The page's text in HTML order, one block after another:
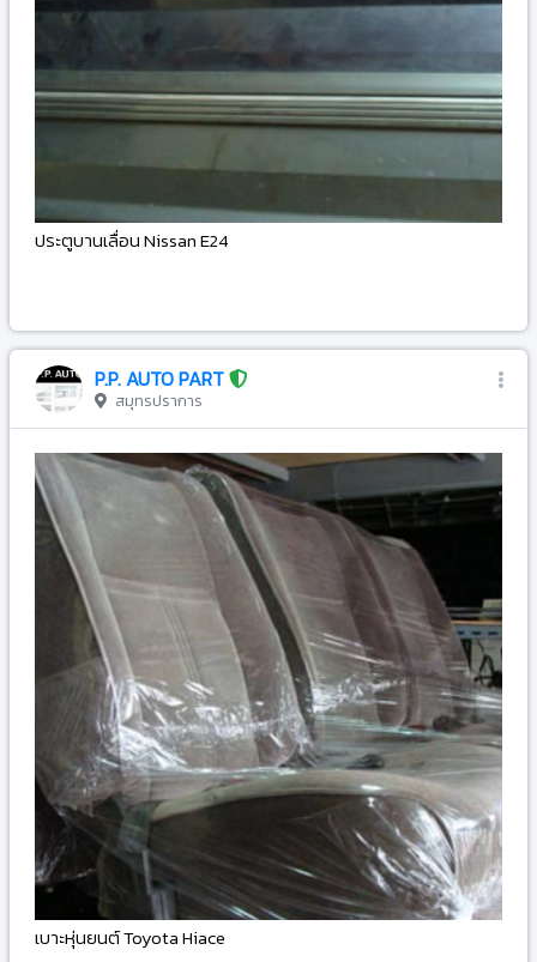
ประตูบานเลื่อน Nissan E24
P.P. AUTO PART
สมุทรปราการ
เบาะหุ่นยนต์ Toyota Hiace